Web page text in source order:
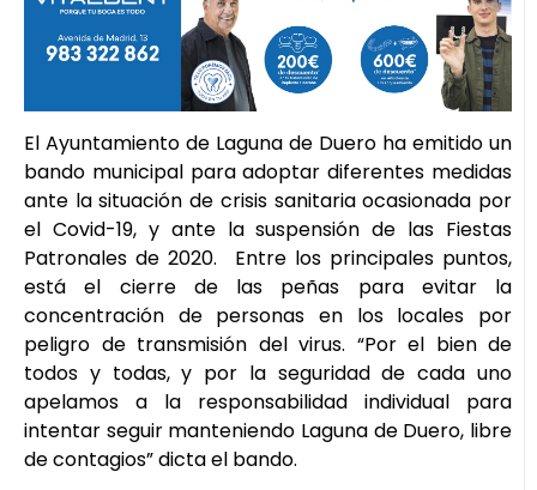
El Ayuntamiento de Laguna de Duero ha emitido un
bando municipal para adoptar diferentes medidas
ante la situación de crisis sanitaria ocasionada por
el Covid-19, y ante la suspensión de las Fiestas
Patronales de 2020. Entre los principales puntos,
está el cierre de las peñas para evitar la
concentración de personas en los locales por
peligro de transmisión del virus. “Por el bien de
todos y todas, y por la seguridad de cada uno
apelamos a la responsabilidad individual para
intentar seguir manteniendo Laguna de Duero, libre
de contagios” dicta el bando.